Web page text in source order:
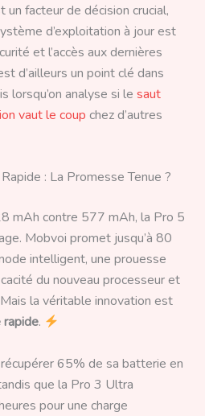
un facteur de décision crucial,
d’exploitation à jour est
et l’accès aux dernières
d’ailleurs un point clé dans
lorsqu’on analyse si le saut
vaut le coup chez d’autres
: La Promesse Tenue ?
mAh contre 577 mAh, la Pro 5
Mobvoi promet jusqu’à 80
intelligent, une prouesse
du nouveau processeur et
la véritable innovation est
rapide.
65% de sa batterie en
que la Pro 3 Ultra
pour une charge